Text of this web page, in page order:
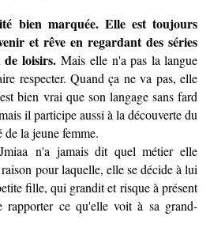
bien marquée. Elle est toujours
et rêve en regardant des séries
de loisirs. Mais elle n'a pas la langue
respecter. Quand ça ne va pas, elle
bien vrai que son langage sans fard
il participe aussi à la découverte du
la jeune femme.
n'a jamais dit quel métier elle
pour laquelle, elle se décide à lui
fille, qui grandit et risque à présent
rapporter ce qu'elle voit à sa grand-